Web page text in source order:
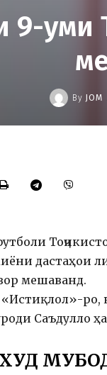
9-уми
By JOM
дастаҳои
мешаванд.
ро,
Саъдулло